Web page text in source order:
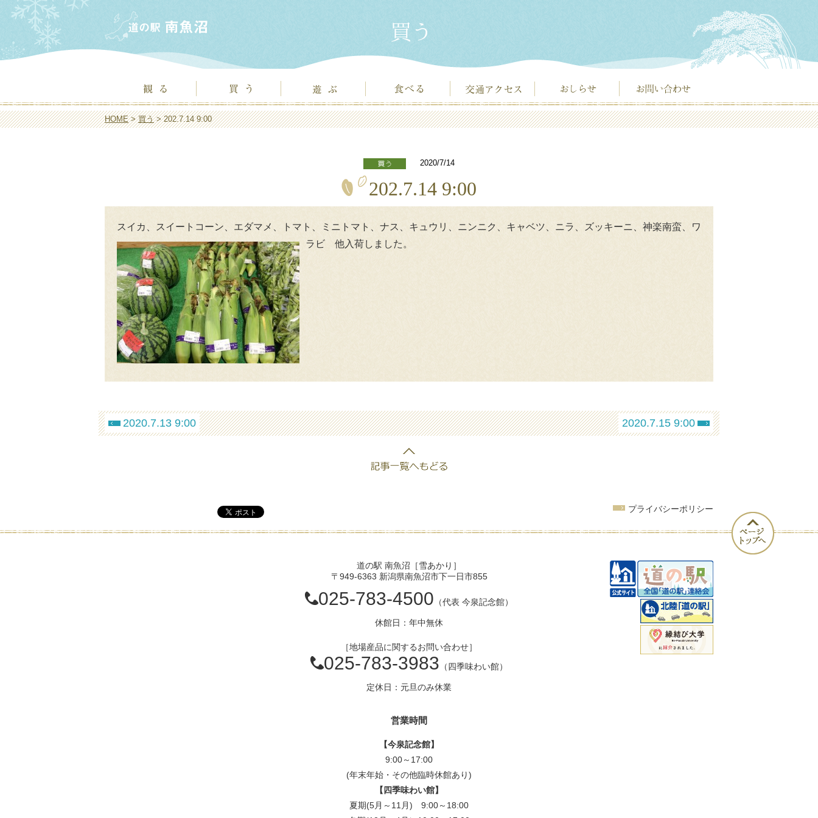
HOME>買う> 202.7.14 9:00
2020/7/14
202.7.14 9:00
スイカ、スイートコーン、エダマメ、トマト、ミニトマト、ナス、キュウリ、ニンニク、キャベツ、ニラ、ズッキーニ、神楽南蛮、ワ
ラビ 他入荷しました。
2020.7.13 9:00 2020.7.15 9:00
プライバシーポリシー
道の駅 南魚沼［雪あかり］
〒949-6363 新潟県南魚沼市下一日市855
025-783-4500 （代表 今泉記念館）
休館日：年中無休
［地場産品に関するお問い合わせ］
025-783-3983 （四季味わい館）
定休日：元旦のみ休業
営業時間
【今泉記念館】
9:00～17:00
(年末年始・その他臨時休館あり)
【四季味わい館】
夏期(5月～11月) 9:00～18:00